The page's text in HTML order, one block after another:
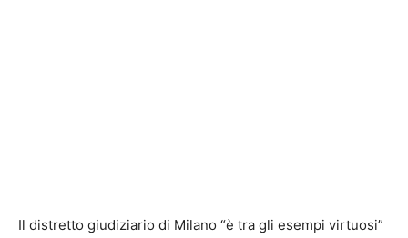
Il distretto giudiziario di Milano “è tra gli esempi virtuosi”